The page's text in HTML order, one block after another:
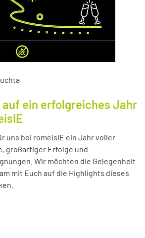
ein erfolgreiches Jahr
uns bei romeisIE ein Jahr voller
großartiger Erfolge und
Wir möchten die Gelegenheit
mit Euch auf die Highlights dieses